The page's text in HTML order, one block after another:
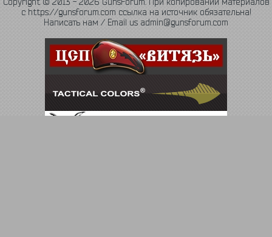
с https://gunsforum.com ссылка на источник обязательна!
Написать нам / Email us admin@gunsforum.com